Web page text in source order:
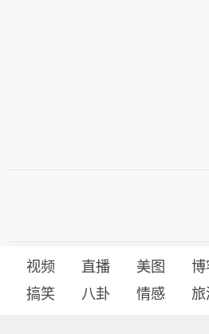
视频 直播 美图
搞笑
八卦 情感